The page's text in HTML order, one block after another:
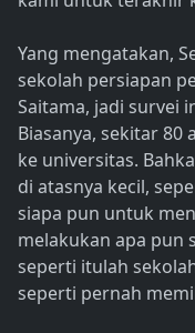
Yang mengatakan,
sekolah persiapan
Saitama, jadi survei
Biasanya, sekitar 80
ke universitas.
di atasnya kecil,
siapa pun untuk
melakukan apa pun
seperti itulah
seperti pernah